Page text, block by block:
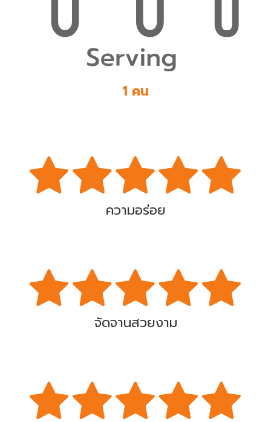
1 คน
ความอร่อย
จัดจานสวยงาม